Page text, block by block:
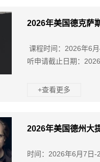
2026年美国德克萨
课程时间：2026年6
听申请截止日期：
+查看更多
2026年美国德州大
时间：2026年6月7日